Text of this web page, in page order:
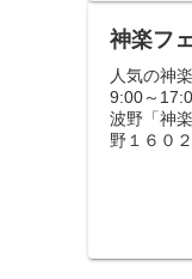
神楽フ
人気の神
9:00～
波野「神
野１６０